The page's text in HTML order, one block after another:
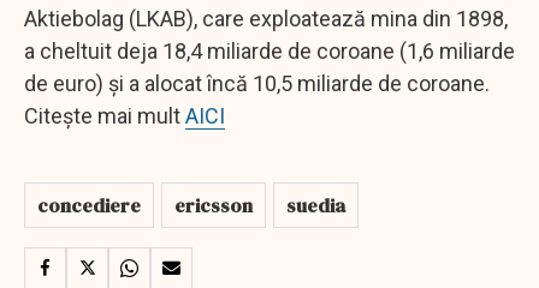
Aktiebolag (LKAB), care exploatează mina din 1898,
a cheltuit deja 18,4 miliarde de coroane (1,6 miliarde
de euro) și a alocat încă 10,5 miliarde de coroane.
Citește mai multAICI
concediere ericsson suedia